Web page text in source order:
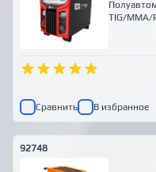
TIG/MMA/
Сравнить В избранное
92748